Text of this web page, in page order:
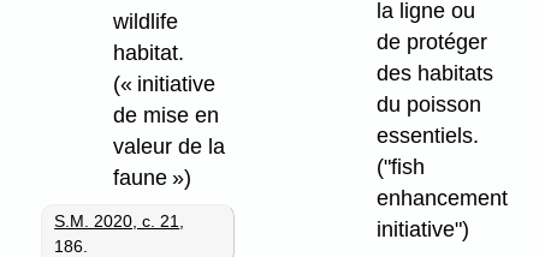
wildlife
habitat.
(« initiative
de mise en
valeur de la
faune »)
S.M. 2020, c. 21
186.
la ligne ou
de protéger
des habitats
du poisson
essentiels.
("fish
enhancement
initiative")